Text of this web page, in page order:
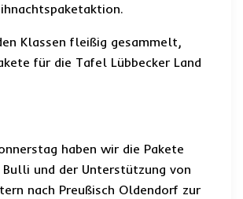
Klassen fleißig gesammelt,
für die Tafel Lübbecker Land
haben wir die Pakete
und der Unterstützung von
nach Preußisch Oldendorf zur